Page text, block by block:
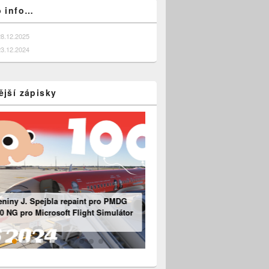
info…
zápisky
J. Spejbla repaint pro PMDG
NG pro Microsoft Flight Simulátor
Boeing 737 – „Motorový“ panel
repaint pro PMDG 737-800 NG
pro Microsoft Flight Simulátor 2024